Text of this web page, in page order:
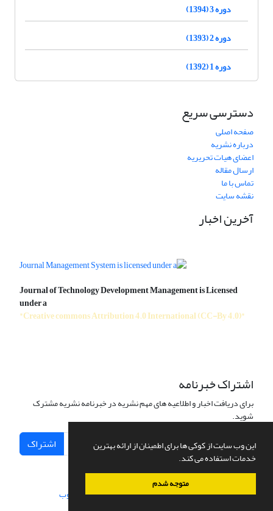
این وب سایت از کوکی ها برای اطمینان از ارائه بهترین
خدمات استفاده می کند.
متوجه شدم
دوره 3 (1394)
دوره 2 (1393)
دوره 1 (1392)
دسترسی سریع
صفحه اصلی
درباره نشریه
اعضای هیات تحریریه
ارسال مقاله
تماس با ما
نقشه سایت
آخرین اخبار
Journal of Technology Development Management is Licensed
under a
"Creative commons Attribution 4.0 International (CC-By 4.0)"
اشتراک خبرنامه
برای دریافت اخبار و اطلاعیه های مهم نشریه در خبرنامه نشریه مشترک
شوید.
اشتراک
سامانه مدیریت نشریات علمی.طراحی و پیاده سازی از سیناوب